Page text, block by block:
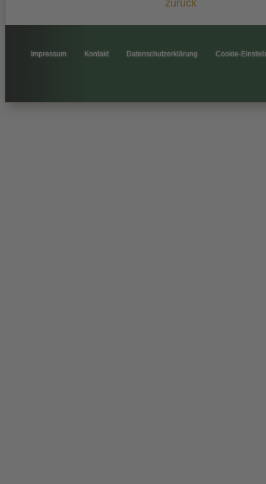
zurück
Impressum Kontakt Datenschutzerklärung Cookie-